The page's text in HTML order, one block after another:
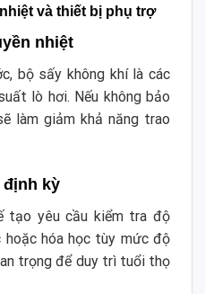
và thiết bị phụ trợ
nhiệt
bộ sấy không khí là các
lò hơi. Nếu không bảo
làm giảm khả năng trao
định kỳ
tạo yêu cầu kiểm tra độ
hoặc hóa học tùy mức độ
trọng để duy trì tuổi thọ